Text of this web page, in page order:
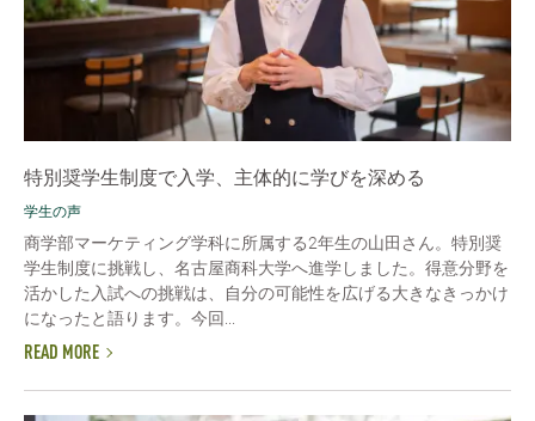
特別奨学生制度で入学、主体的に学びを深める
学生の声
商学部マーケティング学科に所属する2年生の山田さん。特別奨
学生制度に挑戦し、名古屋商科大学へ進学しました。得意分野を
活かした入試への挑戦は、自分の可能性を広げる大きなきっかけ
になったと語ります。今回...
READ MORE